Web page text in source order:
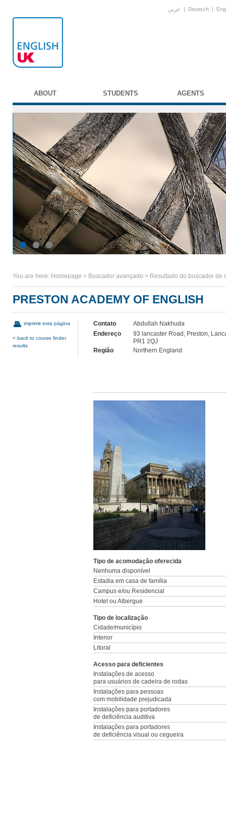
عربي | Deutsch |
ABOUT STUDENTS AGENTS
You are here: Homepage > Buscador avançado > Resultado do buscador de
PRESTON ACADEMY OF ENGLISH
imprimir esta página
< back to course finder
results
Contato
Abdullah Nakhuda
Endereço
93 lancaster Road, Preston,
PR1 2QJ
Região
Northern England
Tipo de acomodação oferecida
Nenhuma disponível
Estadia em casa de família
Campus e/ou Residencial
Hotel ou Albergue
Tipo de localização
Cidade/município
Interior
Litoral
Acesso para deficientes
Instalações de acesso
para usuários de cadeira de rodas
Instalações para pessoas
com mobilidade prejudicada
Instalações para portadores
de deficiência auditiva
Instalações para portadores
de deficiência visual ou cegueira